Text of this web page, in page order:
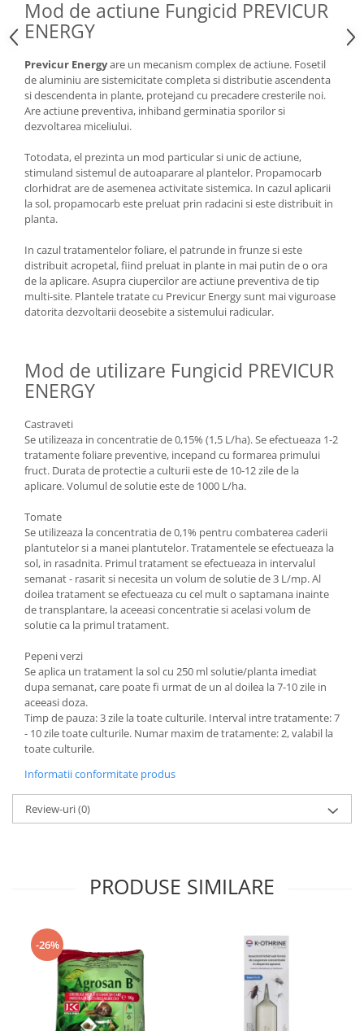
Mod de actiune Fungicid PREVICUR
ENERGY
Previcur Energyare un mecanism complex de actiune. Fosetil
de aluminiu are sistemicitate completa si distributie ascendenta
si descendenta in plante, protejand cu precadere cresterile noi.
Are actiune preventiva, inhiband germinatia sporilor si
dezvoltarea miceliului.
Totodata, el prezinta un mod particular si unic de actiune,
stimuland sistemul de autoaparare al plantelor. Propamocarb
clorhidrat are de asemenea activitate sistemica. In cazul aplicarii
la sol, propamocarb este preluat prin radacini si este distribuit in
planta.
In cazul tratamentelor foliare, el patrunde in frunze si este
distribuit acropetal, fiind preluat in plante in mai putin de o ora
de la aplicare. Asupra ciupercilor are actiune preventiva de tip
multi-site. Plantele tratate cu Previcur Energy sunt mai viguroase
datorita dezvoltarii deosebite a sistemului radicular.
Mod de utilizare Fungicid PREVICUR
ENERGY
Castraveti
Se utilizeaza in concentratie de 0,15% (1,5 L/ha). Se efectueaza 1-2
tratamente foliare preventive, incepand cu formarea primului
fruct. Durata de protectie a culturii este de 10-12 zile de la
aplicare. Volumul de solutie este de 1000 L/ha.
Tomate
Se utilizeaza la concentratia de 0,1% pentru combaterea caderii
plantutelor si a manei plantutelor. Tratamentele se efectueaza la
sol, in rasadnita. Primul tratament se efectueaza in intervalul
semanat - rasarit si necesita un volum de solutie de 3 L/mp. Al
doilea tratament se efectueaza cu cel mult o saptamana inainte
de transplantare, la aceeasi concentratie si acelasi volum de
solutie ca la primul tratament.
Pepeni verzi
Se aplica un tratament la sol cu 250 ml solutie/planta imediat
dupa semanat, care poate fi urmat de un al doilea la 7-10 zile in
aceeasi doza.
Timp de pauza: 3 zile la toate culturile. Interval intre tratamente: 7
- 10 zile toate culturile. Numar maxim de tratamente: 2, valabil la
toate culturile.
Informatii conformitate produs
Review-uri(0)
PRODUSE SIMILARE
-26%